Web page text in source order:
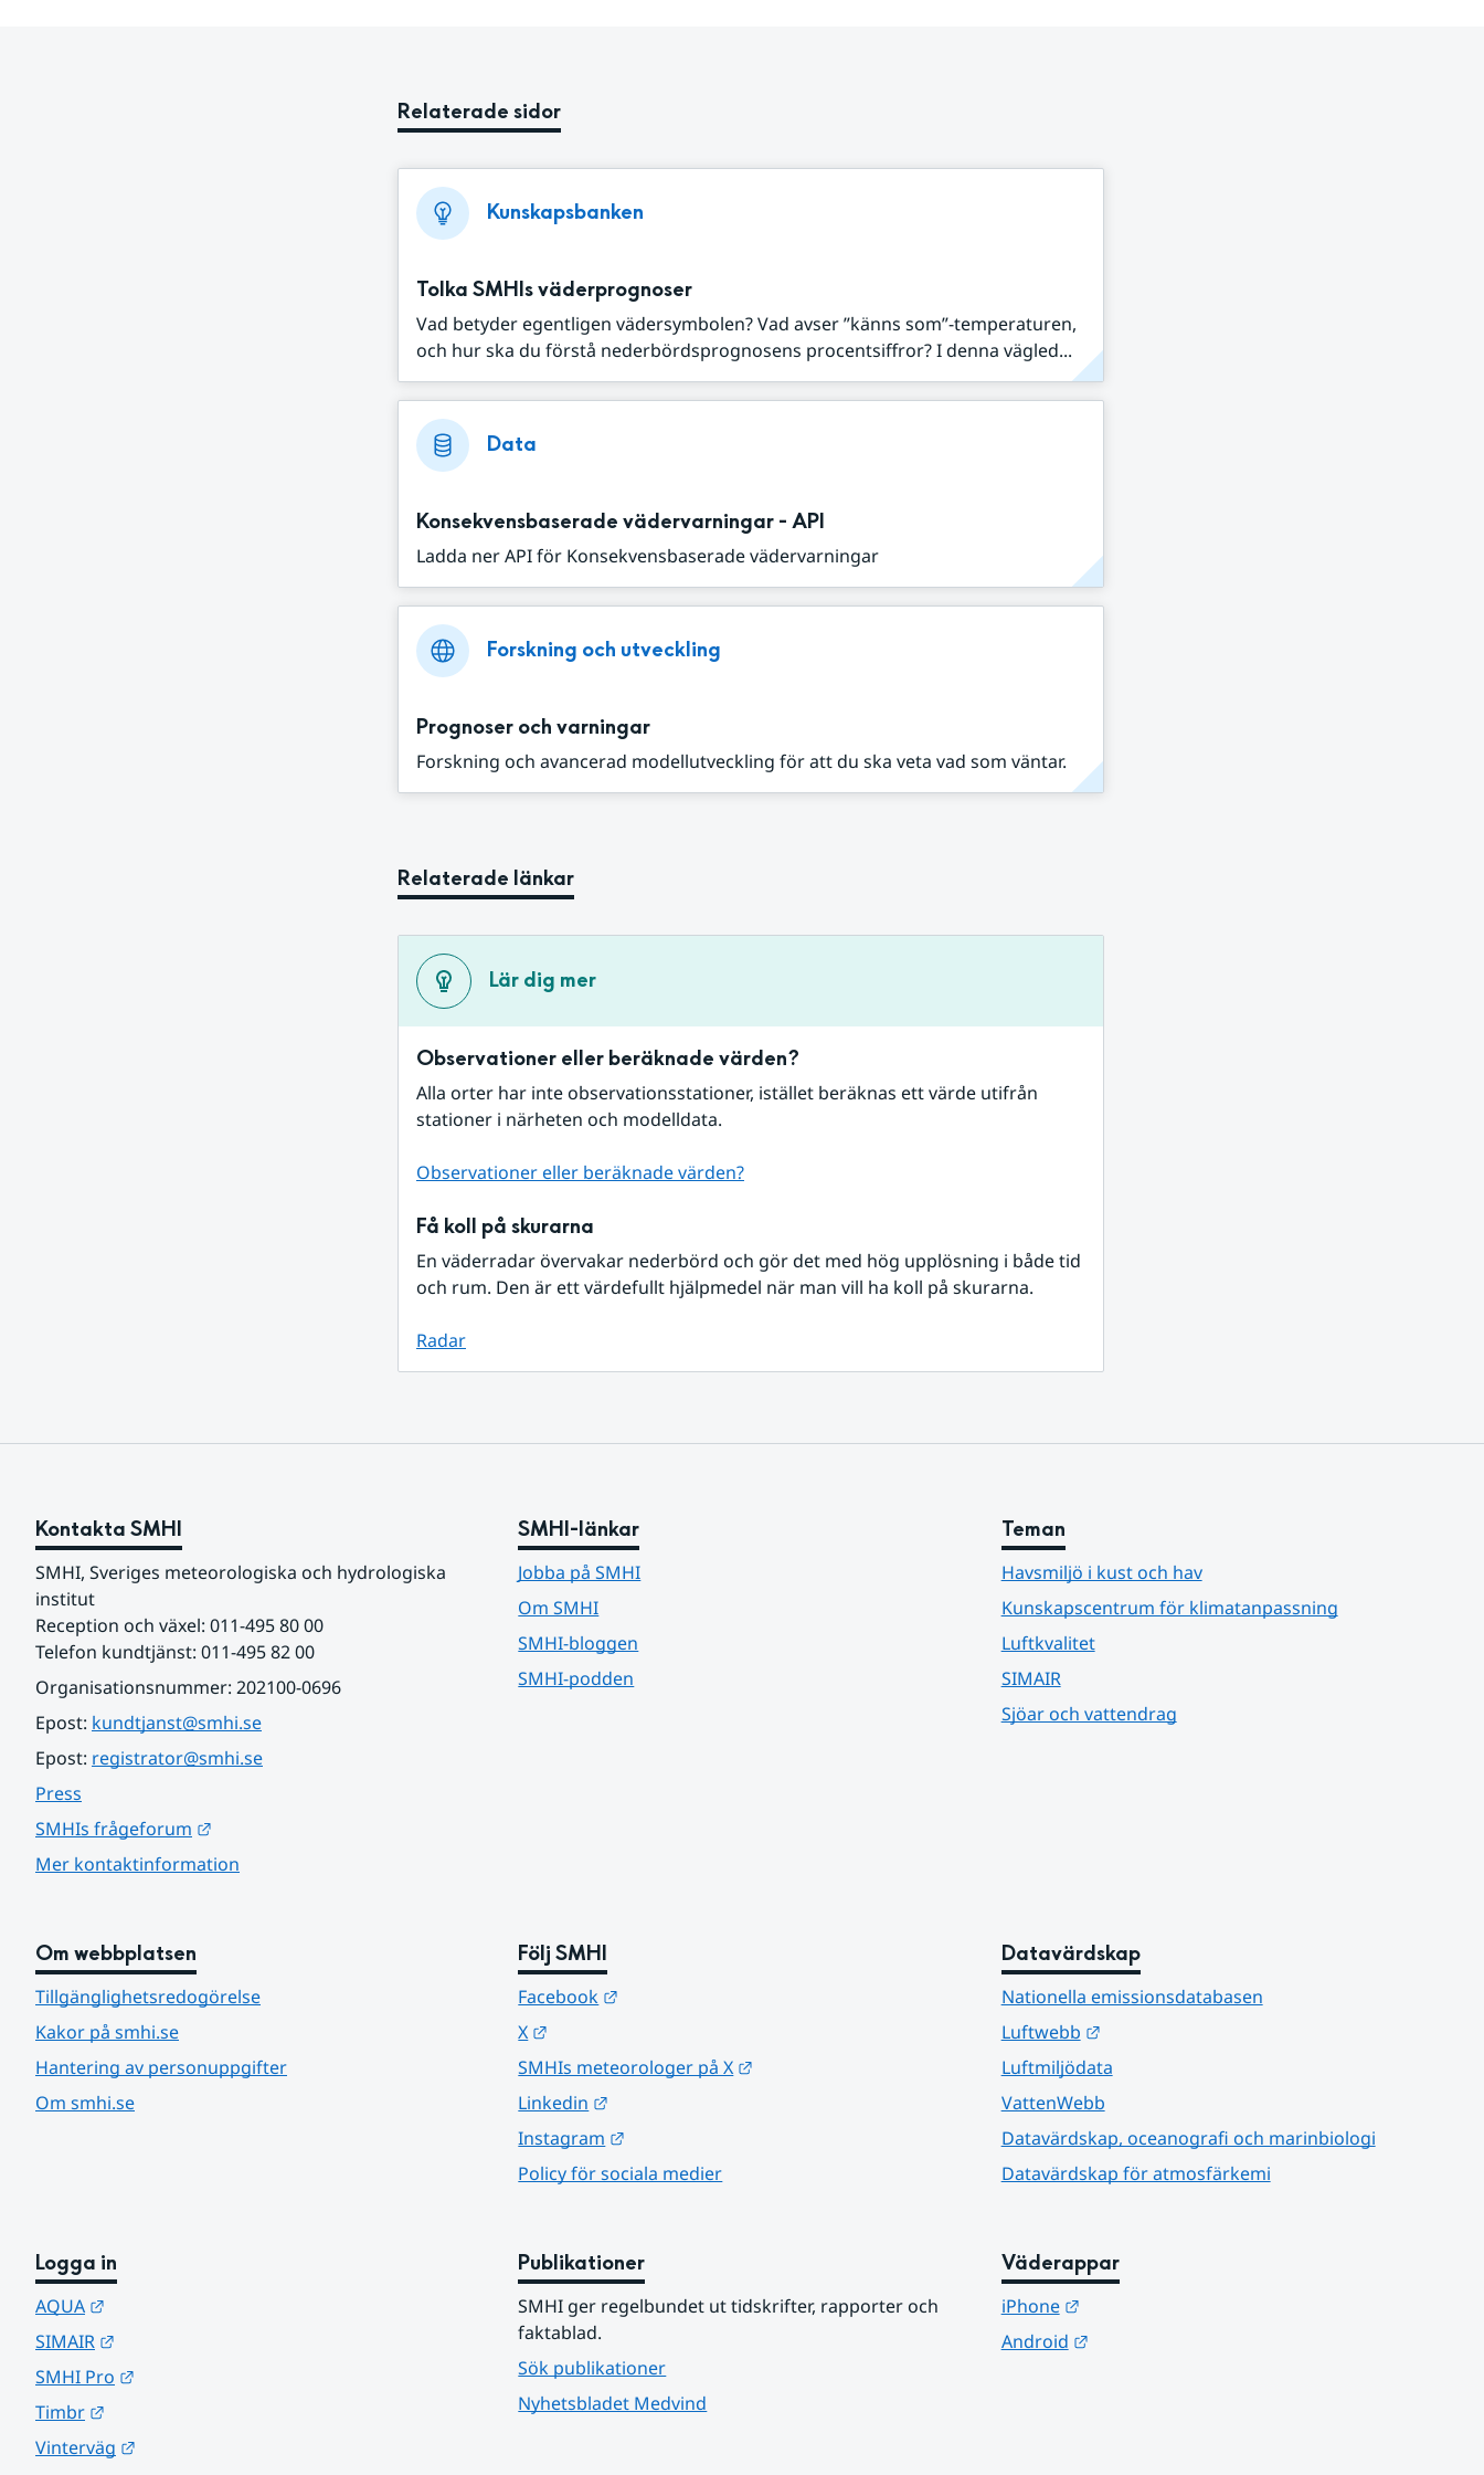
Relaterade sidor
Kunskapsbanken
Tolka SMHIs väderprognoser
Vad betyder egentligen vädersymbolen? Vad avser ”känns som”-temperaturen,
och hur ska du förstå nederbördsprognosens procentsiffror? I denna vägled...
Data
Konsekvensbaserade vädervarningar - API
Ladda ner API för Konsekvensbaserade vädervarningar
Forskning och utveckling
Prognoser och varningar
Forskning och avancerad modellutveckling för att du ska veta vad som väntar.
Relaterade länkar
Lär dig mer
Observationer eller beräknade värden?
Alla orter har inte observationsstationer, istället beräknas ett värde utifrån
stationer i närheten och modelldata.
Observationer eller beräknade värden?
Få koll på skurarna
En väderradar övervakar nederbörd och gör det med hög upplösning i både tid
och rum. Den är ett värdefullt hjälpmedel när man vill ha koll på skurarna.
Radar
Kontakta SMHI
SMHI, Sveriges meteorologiska och hydrologiska
institut
Reception och växel: 011-495 80 00
Telefon kundtjänst: 011-495 82 00
Organisationsnummer: 202100-0696
Epost: kundtjanst@smhi.se
Epost: registrator@smhi.se
Press
SMHIs frågeforum
Mer kontaktinformation
SMHI-länkar
Jobba på SMHI
Om SMHI
SMHI-bloggen
SMHI-podden
Teman
Havsmiljö i kust och hav
Kunskapscentrum för klimatanpassning
Luftkvalitet
SIMAIR
Sjöar och vattendrag
Om webbplatsen
Tillgänglighetsredogörelse
Kakor på smhi.se
Hantering av personuppgifter
Om smhi.se
Följ SMHI
Facebook
X
SMHIs meteorologer på X
Linkedin
Instagram
Policy för sociala medier
Datavärdskap
Nationella emissionsdatabasen
Luftwebb
Länk till annan webbplats.
Luftmiljödata
VattenWebb
Datavärdskap, oceanografi och marinbiologi
Datavärdskap för atmosfärkemi
Logga in
AQUA
SIMAIR
SMHI Pro
Timbr
Vinterväg
Publikationer
SMHI ger regelbundet ut tidskrifter, rapporter och
faktablad.
Sök publikationer
Nyhetsbladet Medvind
Väderappar
iPhone
Länk till annan webbplats.
Android
Länk till annan webbplats.